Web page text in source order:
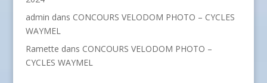
admin dans CONCOURS VELODOM PHOTO – CYCLES
WAYMEL
Ramette dans CONCOURS VELODOM PHOTO –
CYCLES WAYMEL